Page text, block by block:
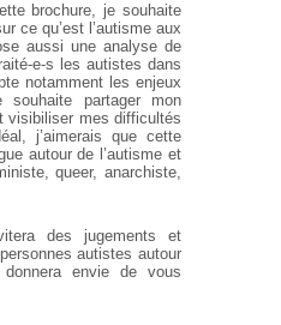
brochure, je souhaite
ce qu’est l’autisme aux
aussi une analyse de
e-s les autistes dans
notamment les enjeux
partagermon
visibiliser mes difficultés
j’aimerais que cette
autour de l’autisme et
queer, anarchiste,
des jugements et
autistes autour
envie de vous